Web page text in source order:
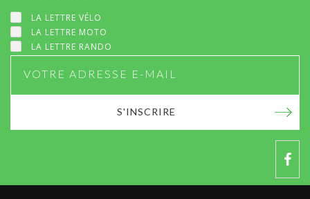
LA LETTRE VÉLO
LA LETTRE MOTO
LA LETTRE RANDO
S'INSCRIRE